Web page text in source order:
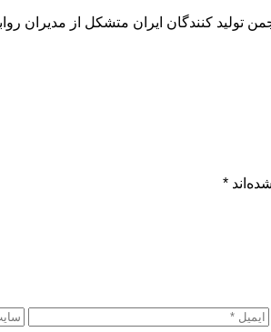
کنندگان ایران متشکل از مدیران
*